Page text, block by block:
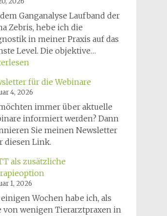
Ganganalyse Laufband der
Zebris, hebe ich die
in meiner Praxis auf das
Level. Die objektive…
Hunde
für die Webinare
4, 2026
immer über aktuelle
informiert werden? Dann
Sie meinen Newsletter
diesen Link.
als zusätzliche
1, 2026
Wochen habe ich, als
von wenigen Tierarztpraxen in